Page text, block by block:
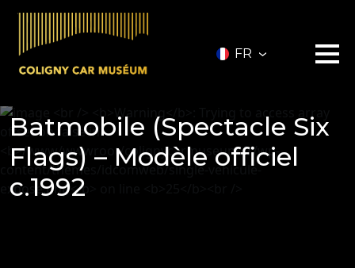
FR
Le musée
Les véhicules
A vendre
Batmobile (Spectacle Six
Flags) – Modèle officiel
c.1992